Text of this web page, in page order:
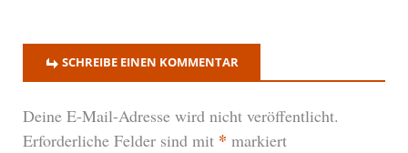
SCHREIBE EINEN KOMMENTAR
Deine E-Mail-Adresse wird nicht veröffentlicht.
Erforderliche Felder sind mit * markiert